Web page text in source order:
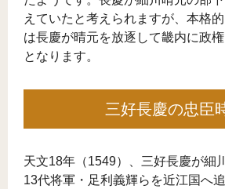
えていたと考えられますが、本格
は長慶が晴元を放逐して畿内に政
となります。
三好長慶の忠臣
天文18年（1549）、三好長慶が細
13代将軍・足利義輝らを近江国へ